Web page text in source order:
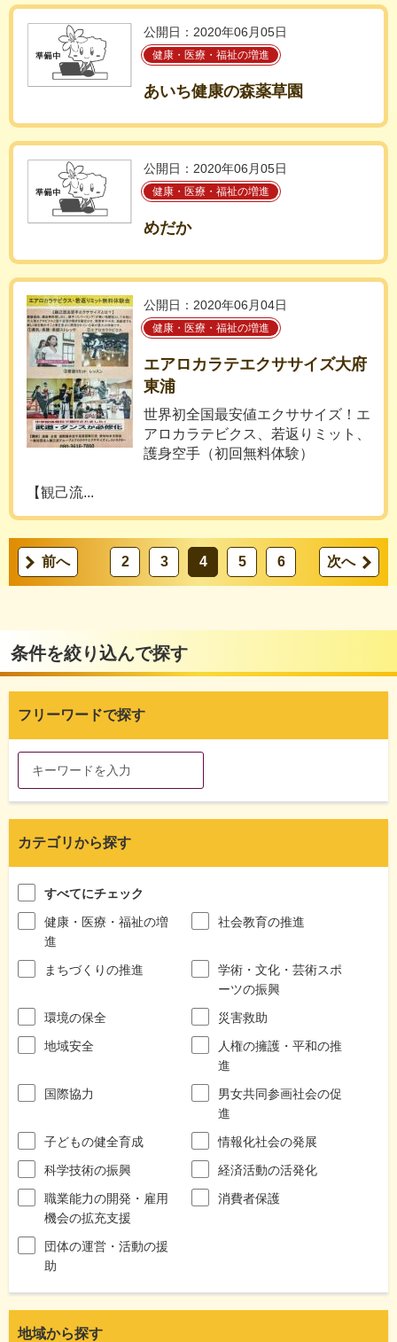
公開日：2020年06月05日
健康・医療・福祉の増進
あいち健康の森薬草園
公開日：2020年06月05日
健康・医療・福祉の増進
めだか
公開日：2020年06月04日
健康・医療・福祉の増進
エアロカラテエクササイズ大府
東浦
世界初全国最安値エクササイズ！エ
アロカラテビクス、若返りミット、
護身空手（初回無料体験）
【観己流...
前へ 2 3 4 5 6 次へ
条件を絞り込んで探す
フリーワードで探す
カテゴリから探す
すべてにチェック
健康・医療・福祉の増
進
社会教育の推進
まちづくりの推進
学術・文化・芸術スポ
ーツの振興
環境の保全
災害救助
地域安全
人権の擁護・平和の推
進
国際協力
男女共同参画社会の促
進
子どもの健全育成
情報化社会の発展
科学技術の振興
経済活動の活発化
職業能力の開発・雇用
機会の拡充支援
消費者保護
団体の運営・活動の援
助
地域から探す